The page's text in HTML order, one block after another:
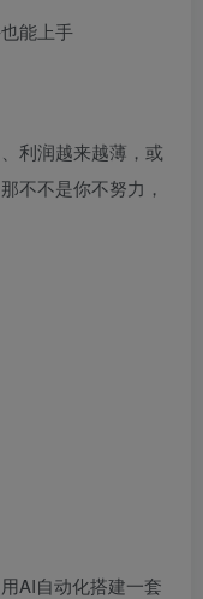
能上手
利润越来越薄，或
不不是你不努力，
AI自动化搭建一套